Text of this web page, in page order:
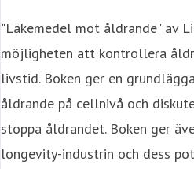
"Läkemedel mot åldrande" av
möjligheten att kontrollera
livstid. Boken ger en
åldrande på cellnivå och
stoppa åldrandet. Boken ger
longevity-industrin och dess